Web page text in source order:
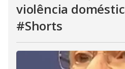
violência
#Shorts